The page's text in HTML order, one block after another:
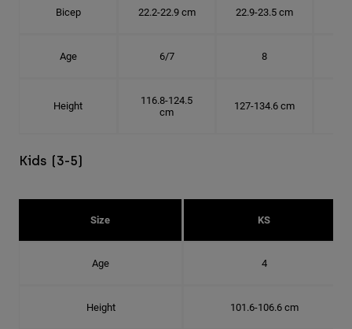
Bicep 22.2-22.9 cm 22.9-23.5 cm
Age 6/7 8
Height
116.8-124.5
cm
127-134.6 cm
Kids (3-5)
Size KS
Age 4
Height 101.6-106.6 cm